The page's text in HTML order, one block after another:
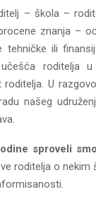
– škola –
znanja –
tehničke ili
roditelja
roditelja. U
našeg
sproveli
roditelja o nekim